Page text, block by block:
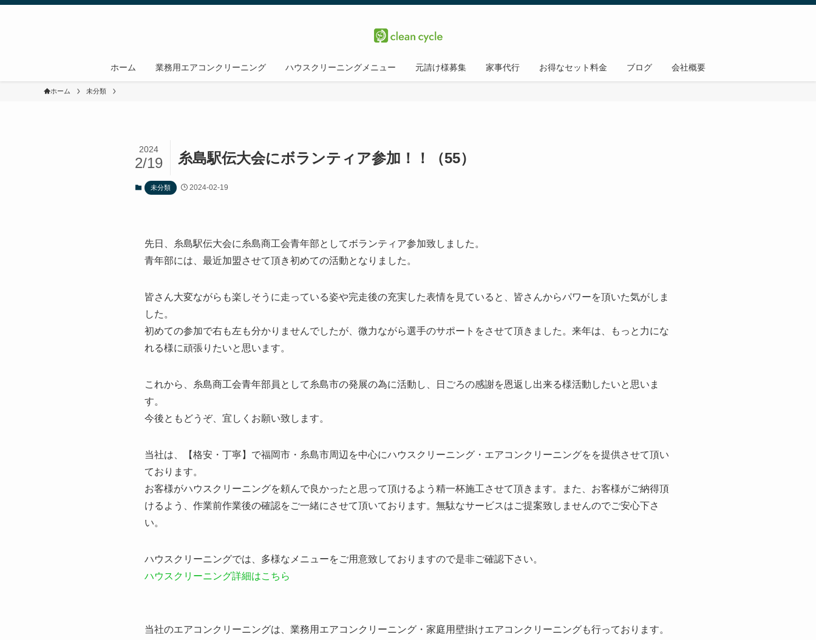
ホーム 業務用エアコンクリーニング ハウスクリーニングメニュー 元請け様募集 家事代行 お得なセット料金 ブログ 会社概要
ホーム 未分類
糸島駅伝大会にボランティア参加！！（55）
2024
2/19
未分類 2024-02-19
先日、糸島駅伝大会に糸島商工会青年部としてボランティア参加致しました。
青年部には、最近加盟させて頂き初めての活動となりました。
皆さん大変ながらも楽しそうに走っている姿や完走後の充実した表情を見ていると、皆さんからパワーを頂いた気がしま
した。
初めての参加で右も左も分かりませんでしたが、微力ながら選手のサポートをさせて頂きました。来年は、もっと力にな
れる様に頑張りたいと思います。
これから、糸島商工会青年部員として糸島市の発展の為に活動し、日ごろの感謝を恩返し出来る様活動したいと思いま
す。
今後ともどうぞ、宜しくお願い致します。
当社は、【格安・丁寧】で福岡市・糸島市周辺を中心にハウスクリーニング・エアコンクリーニングをを提供させて頂い
ております。
お客様がハウスクリーニングを頼んで良かったと思って頂けるよう精一杯施工させて頂きます。また、お客様がご納得頂
けるよう、作業前作業後の確認をご一緒にさせて頂いております。無駄なサービスはご提案致しませんのでご安心下さ
い。
ハウスクリーニングでは、多様なメニューをご用意致しておりますので是非ご確認下さい。
ハウスクリーニング詳細はこちら
当社のエアコンクリーニングは、業務用エアコンクリーニング・家庭用壁掛けエアコンクリーニングも行っております。